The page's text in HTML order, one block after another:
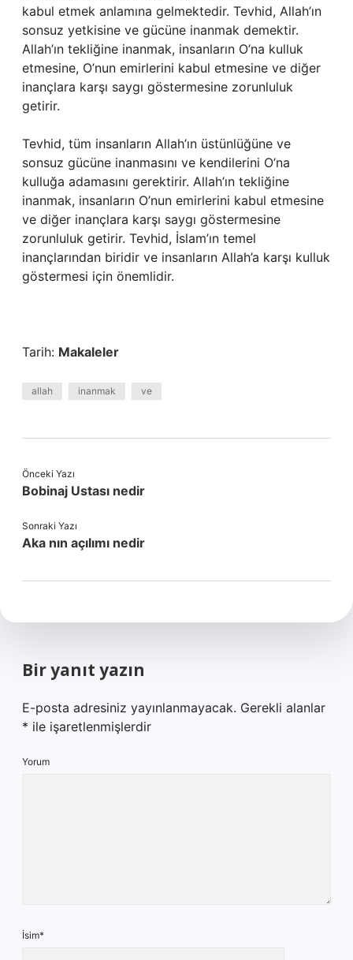
kabul etmek anlamına gelmektedir. Tevhid, Allah’ın
sonsuz yetkisine ve gücüne inanmak demektir.
Allah’ın tekliğine inanmak, insanların O’na kulluk
etmesine, O’nun emirlerini kabul etmesine ve diğer
inançlara karşı saygı göstermesine zorunluluk
getirir.
Tevhid, tüm insanların Allah’ın üstünlüğüne ve
sonsuz gücüne inanmasını ve kendilerini O’na
kulluğa adamasını gerektirir. Allah’ın tekliğine
inanmak, insanların O’nun emirlerini kabul etmesine
ve diğer inançlara karşı saygı göstermesine
zorunluluk getirir. Tevhid, İslam’ın temel
inançlarından biridir ve insanların Allah’a karşı kulluk
göstermesi için önemlidir.
Tarih: Makaleler
allah inanmak ve
Önceki Yazı
Bobinaj Ustası nedir
Sonraki Yazı
Aka nın açılımı nedir
Bir yanıt yazın
E-posta adresiniz yayınlanmayacak. Gerekli alanlar
* ile işaretlenmişlerdir
Yorum
İsim*